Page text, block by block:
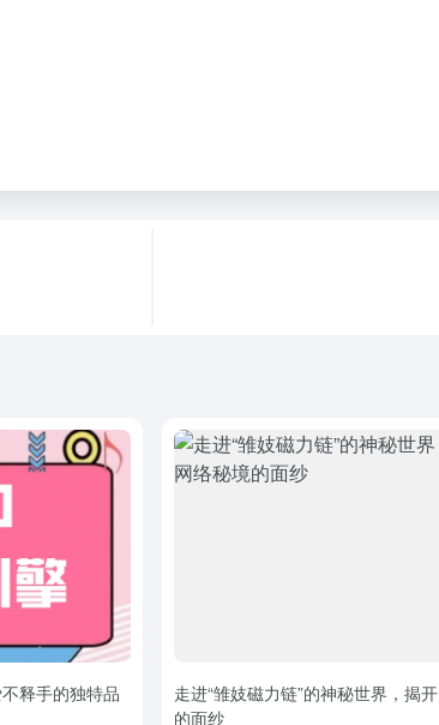
释手的独特品
走进“雏妓磁力链”的神秘世界，揭
的面纱